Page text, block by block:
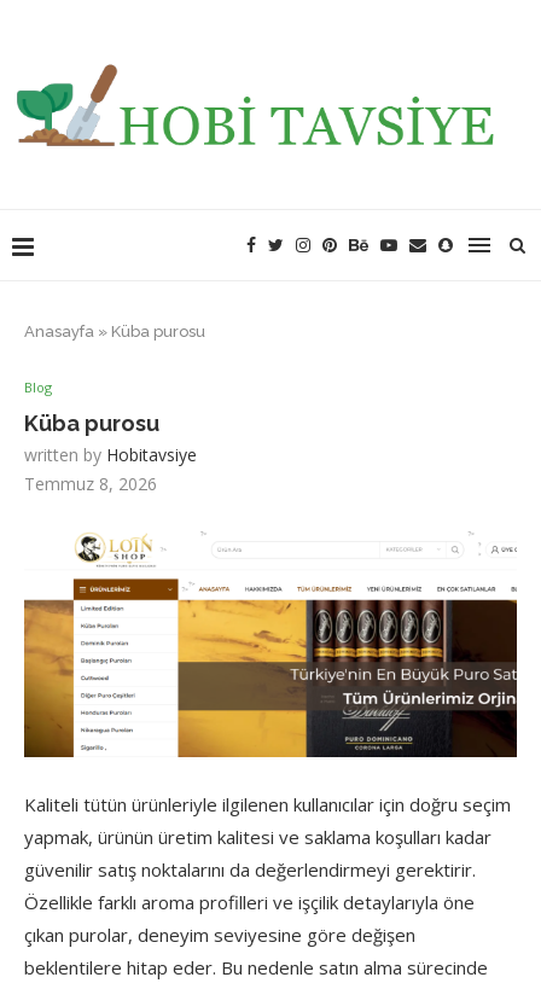
Anasayfa » Küba purosu
Blog
Küba purosu
written by Hobitavsiye
Temmuz 8, 2026
Kaliteli tütün ürünleriyle ilgilenen kullanıcılar için doğru seçim
yapmak, ürünün üretim kalitesi ve saklama koşulları kadar
güvenilir satış noktalarını da değerlendirmeyi gerektirir.
Özellikle farklı aroma profilleri ve işçilik detaylarıyla öne
çıkan purolar, deneyim seviyesine göre değişen
beklentilere hitap eder. Bu nedenle satın alma sürecinde